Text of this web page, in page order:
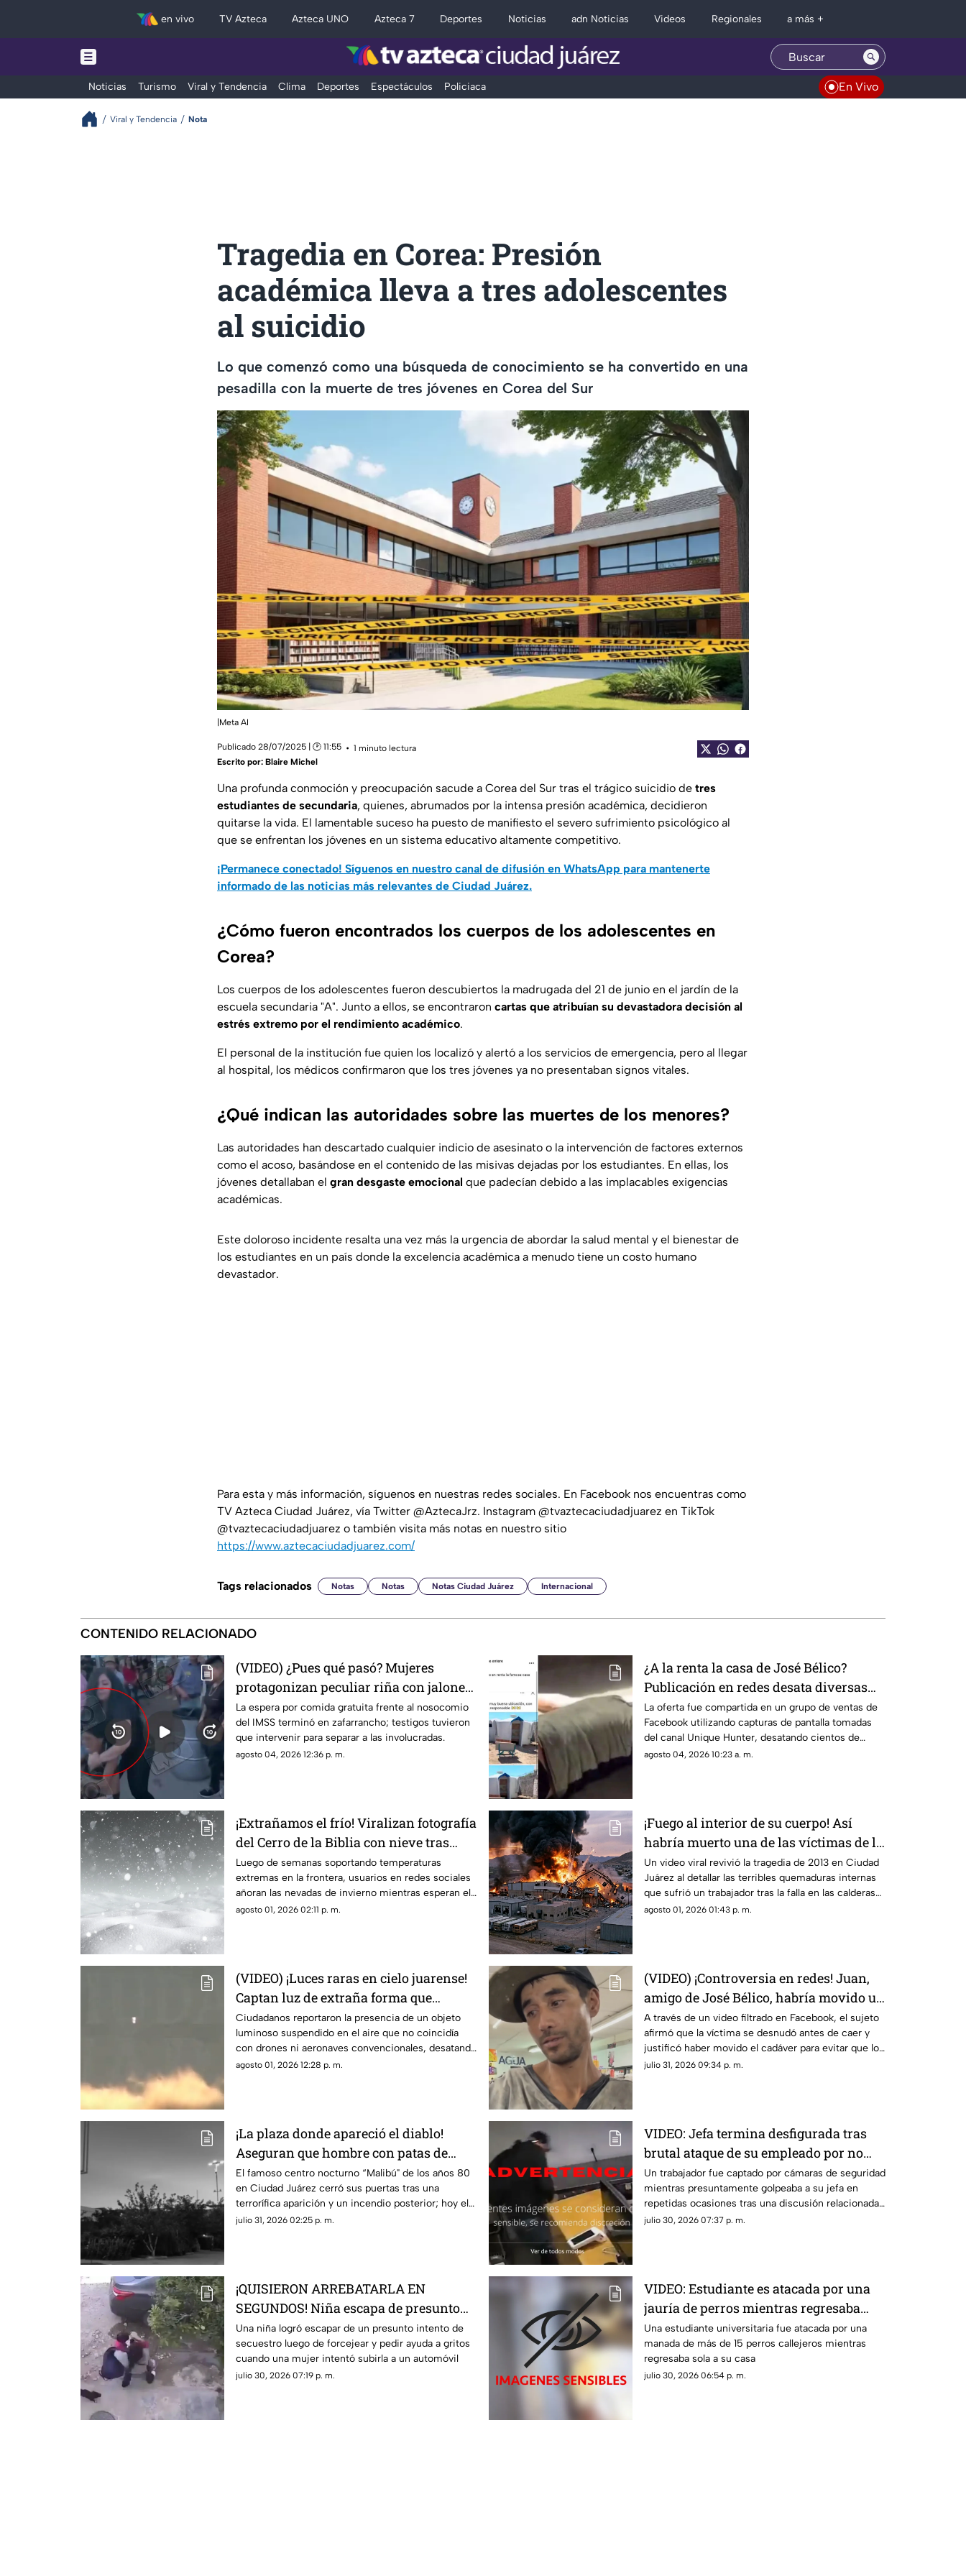
en vivo TV Azteca Azteca UNO Azteca 7 Deportes Noticias adn Noticias Videos Regionales a más +
Noticias Turismo Viral y Tendencia Clima Deportes Espectáculos Policiaca En Vivo
Viral y Tendencia Nota
Tragedia en Corea: Presión
académica lleva a tres adolescentes
al suicidio
Lo que comenzó como una búsqueda de conocimiento se ha convertido en una
pesadilla con la muerte de tres jóvenes en Corea del Sur
|Meta AI
Publicado 28/07/2025 | 🕑 11:55
1 minuto lectura
Escrito por: Blaire Michel
Una profunda conmoción y preocupación sacude a Corea del Sur tras el trágico suicidio de tres
estudiantes de secundaria, quienes, abrumados por la intensa presión académica, decidieron
quitarse la vida. El lamentable suceso ha puesto de manifiesto el severo sufrimiento psicológico al
que se enfrentan los jóvenes en un sistema educativo altamente competitivo.
¡Permanece conectado! Síguenos en nuestro canal de difusión en WhatsApp para mantenerte
informado de las noticias más relevantes de Ciudad Juárez.
¿Cómo fueron encontrados los cuerpos de los adolescentes en
Corea?
Los cuerpos de los adolescentes fueron descubiertos la madrugada del 21 de junio en el jardín de la
escuela secundaria "A". Junto a ellos, se encontraron cartas que atribuían su devastadora decisión al
estrés extremo por el rendimiento académico.
El personal de la institución fue quien los localizó y alertó a los servicios de emergencia, pero al llegar
al hospital, los médicos confirmaron que los tres jóvenes ya no presentaban signos vitales.
¿Qué indican las autoridades sobre las muertes de los menores?
Las autoridades han descartado cualquier indicio de asesinato o la intervención de factores externos
como el acoso, basándose en el contenido de las misivas dejadas por los estudiantes. En ellas, los
jóvenes detallaban el gran desgaste emocional que padecían debido a las implacables exigencias
académicas.
Este doloroso incidente resalta una vez más la urgencia de abordar la salud mental y el bienestar de
los estudiantes en un país donde la excelencia académica a menudo tiene un costo humano
devastador.
Para esta y más información, síguenos en nuestras redes sociales. En Facebook nos encuentras como
TV Azteca Ciudad Juárez, vía Twitter @AztecaJrz. Instagram @tvaztecaciudadjuarez en TikTok
@tvaztecaciudadjuarez o también visita más notas en nuestro sitio
https://www.aztecaciudadjuarez.com/
Tags relacionados Notas Notas Notas Ciudad Juárez Internacional
CONTENIDO RELACIONADO
(VIDEO) ¿Pues qué pasó? Mujeres
protagonizan peculiar riña con jalones
de cabello en fila de burritos y desatan
comentarios en redes
La espera por comida gratuita frente al nosocomio
del IMSS terminó en zafarrancho; testigos tuvieron
que intervenir para separar a las involucradas.
agosto 04, 2026 12:36 p. m.
¿A la renta la casa de José Bélico?
Publicación en redes desata diversas
opiniones en Ciudad Juárez
La oferta fue compartida en un grupo de ventas de
Facebook utilizando capturas de pantalla tomadas
del canal Unique Hunter, desatando cientos de
burlas entre usuarios locales.
agosto 04, 2026 10:23 a. m.
¡Extrañamos el frío! Viralizan fotografía
del Cerro de la Biblia con nieve tras
días con más de 40 grados en Juárez
Luego de semanas soportando temperaturas
extremas en la frontera, usuarios en redes sociales
añoran las nevadas de invierno mientras esperan el
descenso del termómetro
agosto 01, 2026 02:11 p. m.
¡Fuego al interior de su cuerpo! Así
habría muerto una de las víctimas de la
explosión de una maquiladora en
Ciudad Juárez
Un video viral revivió la tragedia de 2013 en Ciudad
Juárez al detallar las terribles quemaduras internas
que sufrió un trabajador tras la falla en las calderas
de la maquiladora
agosto 01, 2026 01:43 p. m.
(VIDEO) ¡Luces raras en cielo juarense!
Captan luz de extraña forma que
asemeja un OVNI
Ciudadanos reportaron la presencia de un objeto
luminoso suspendido en el aire que no coincidía
con drones ni aeronaves convencionales, desatando
teorías sobre un fenómeno OVNI.
agosto 01, 2026 12:28 p. m.
(VIDEO) ¡Controversia en redes! Juan,
amigo de José Bélico, habría movido un
cadáver que cayó en su dique
A través de un video filtrado en Facebook, el sujeto
afirmó que la víctima se desnudó antes de caer y
justificó haber movido el cadáver para evitar que lo
alcanzara el agua.
julio 31, 2026 09:34 p. m.
¡La plaza donde apareció el diablo!
Aseguran que hombre con patas de
cabra se apareció en lo que hoy es
conocida tienda en Juárez
El famoso centro nocturno “Malibú" de los años 80
en Ciudad Juárez cerró sus puertas tras una
terrorífica aparición y un incendio posterior; hoy el
sitio alberga la plaza de Soriana San Lorenzo
julio 31, 2026 02:25 p. m.
VIDEO: Jefa termina desfigurada tras
brutal ataque de su empleado por no
pagarle liquiación
Un trabajador fue captado por cámaras de seguridad
mientras presuntamente golpeaba a su jefa en
repetidas ocasiones tras una discusión relacionada
con su liquidación
julio 30, 2026 07:37 p. m.
¡QUISIERON ARREBATARLA EN
SEGUNDOS! Niña escapa de presunto
intento de secuestro; este es el VIDEO
Una niña logró escapar de un presunto intento de
secuestro luego de forcejear y pedir ayuda a gritos
cuando una mujer intentó subirla a un automóvil
julio 30, 2026 07:19 p. m.
VIDEO: Estudiante es atacada por una
jauría de perros mientras regresaba
sola a su casa
Una estudiante universitaria fue atacada por una
manada de más de 15 perros callejeros mientras
regresaba sola a su casa
julio 30, 2026 06:54 p. m.